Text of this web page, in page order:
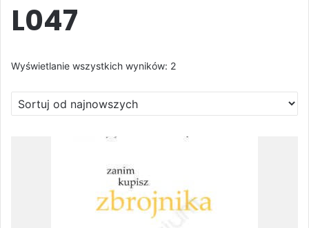
L047
Wyświetlanie wszystkich wyników: 2Posortowane
według
najnowszych